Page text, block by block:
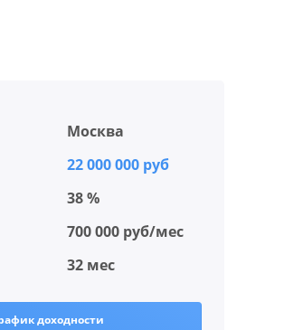
Москва
22 000 000 руб
38 %
700 000 руб/мес
32 мес
доходности